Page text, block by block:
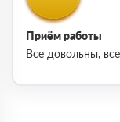
Приём работы
Все довольны,